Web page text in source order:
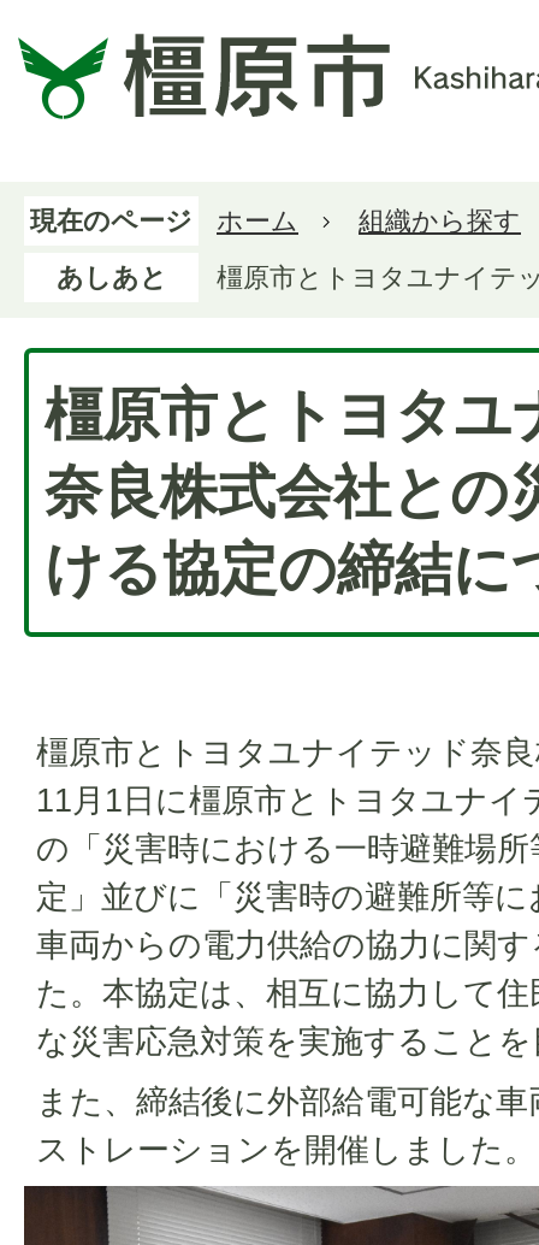
現在のページ ホーム
組織から探す
あしあと
橿原市とトヨタユナイテ
橿原市とトヨタユ
奈良株式会社との
ける協定の締結に
橿原市とトヨタユナイテッド奈
11月1日に橿原市とトヨタユナイ
の「災害時における一時避難場
定」並びに「災害時の避難所等
車両からの電力供給の協力に関
た。本協定は、相互に協力して
な災害応急対策を実施すること
また、締結後に外部給電可能な
ストレーションを開催しました。